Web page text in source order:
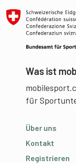
Was ist
für
Über uns
Kontakt
Registrieren